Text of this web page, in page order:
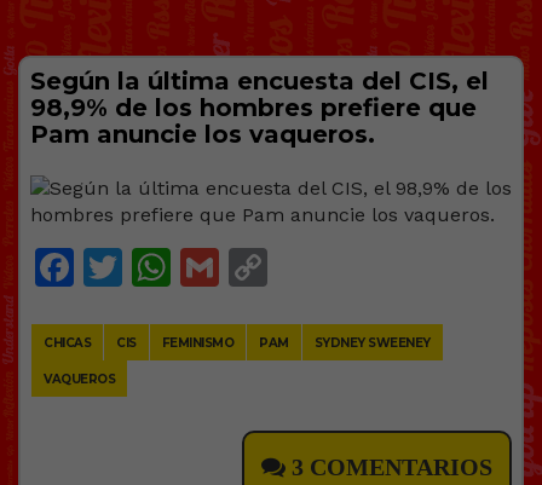
Según la última encuesta del CIS, el
98,9% de los hombres prefiere que
Pam anuncie los vaqueros.
Facebook
Twitter
WhatsApp
Gmail
CHICAS CIS FEMINISMO PAM SYDNEY SWEENEY
VAQUEROS
3 COMENTARIOS